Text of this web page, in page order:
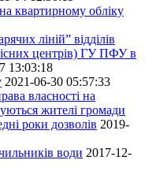
квартирному обліку
ліній” відділів
центрів) ГУ ПФУ в
13:03:18
2021-06-30 05:57:33
власності на
жителі громади
роки дозволів 2019-
води 2017-12-